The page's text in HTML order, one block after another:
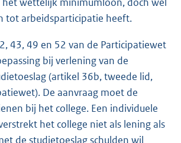
het wettelijk minimumloon, doch wel
tot arbeidsparticipatie heeft.
43, 49 en 52 van de Participatiewet
bij verlening van de
(artikel 36b, tweede lid,
De aanvraag moet de
bij het college. Een individuele
het college niet als lening als
de studietoeslag schulden wil